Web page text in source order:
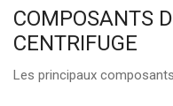
COMPOSANTS
CENTRIFUGE
Les principaux